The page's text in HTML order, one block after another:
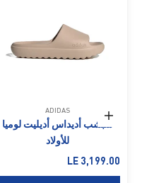
حدِّد الخيارات
ADIDAS
شبشب أديداس أديليت لوميا
للأولاد
السعر بعد الخصم
LE 3,199.00